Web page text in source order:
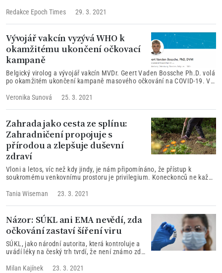
již více než rok vede brněnský tým vědců v laboratořích Centra
Lékařské fakulty Masarykovy univerzity.
Redakce Epoch Times 29. 3. 2021
Vývojář vakcín vyzývá WHO k
okamžitému ukončení očkovací
kampaně
Belgický virolog a vývojář vakcín MVDr. Geert Vaden Bossche Ph.D. volá
po okamžitém ukončení kampaně masového očkování na COVID-19. V
(WHO) a světovým lídrům varuje, že probíhající očkovací kampaň
zdraví a konkrétně na poli imunizace“.
Veronika Sunová 25. 3. 2021
Zahrada jako cesta ze splínu:
Zahradničení propojuje s
přírodou a zlepšuje duševní
zdraví
Vloni a letos, víc než kdy jindy, je nám připomínáno, že přístup k
soukromému venkovnímu prostoru je privilegium. Koneckonců ne každý
větší spojení se stromy, rostlinami a vůbec světem přírody.
Tania Wiseman 23. 3. 2021
Názor: SÚKL ani EMA nevědí, zda
očkování zastaví šíření viru
SÚKL, jako národní autorita, která kontroluje a
uvádí léky na český trh tvrdí, že není známo zda
BioNTech zabrání šíření viru, ani jak dlouho
Milan Kajínek 23. 3. 2021